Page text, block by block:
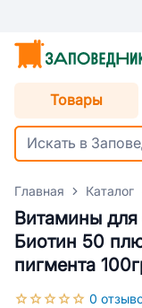
Товары
Главная Каталог
Витамины
Биотин 50
пигмента
0